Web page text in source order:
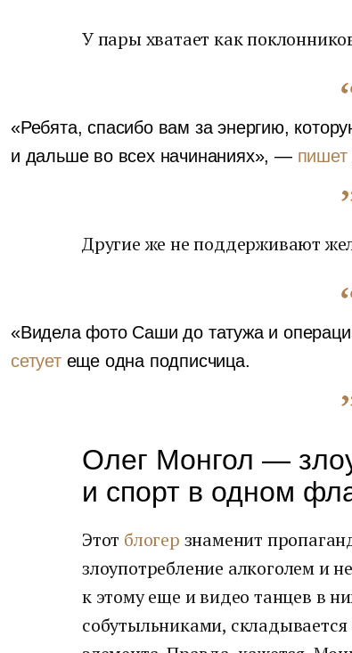
У пары хватает как
«Ребята, спасибо вам за энергию,
и дальше во всех начинаниях», — пишет
Другие же не поддерживают
«Видела фото Саши до татужа и
сетуетеще одна подписчица.
Олег Монгол —
и спорт в одном
Этот блогер знаменит
злоупотребление алкоголем и
к этому еще и видео танцев в
собутыльниками, складывается